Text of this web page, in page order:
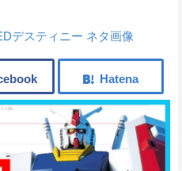
デスティニー ネタ画像